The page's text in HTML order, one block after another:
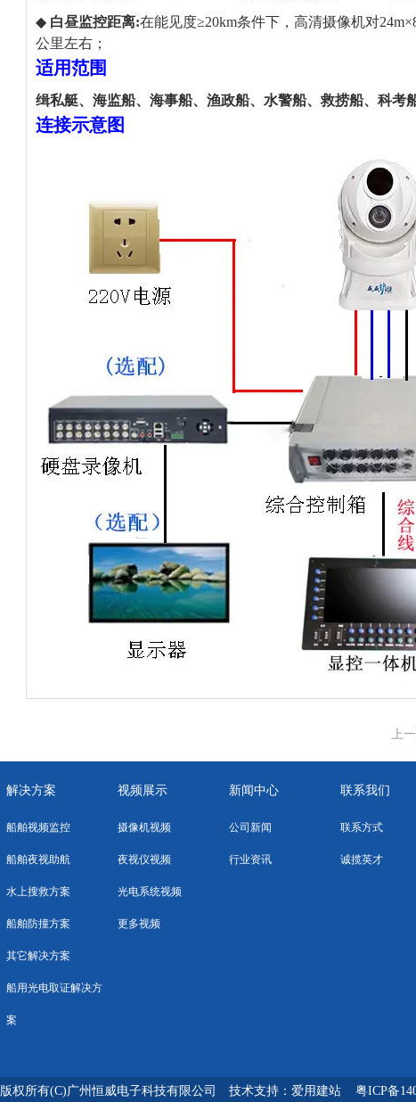
◆ 白昼监控距离:在能见度≥20km条件下，高清摄像机对
公里左右；
适用范围
缉私艇、 海监船、海事船、渔政船、水警船、救捞船、 科考
连接示意图
上
解决方案
船舶视频监控
船舶夜视助航
水上搜救方案
船舶防撞方案
其它解决方案
船用光电取证解决方
案
视频展示
摄像机视频
夜视仪视频
光电系统视频
更多视频
新闻中心
公司新闻
行业资讯
联系我们
联系方式
诚揽英才
版权所有(C)广州恒威电子科技有限公司 技术支持： 爱用建站 粤ICP备